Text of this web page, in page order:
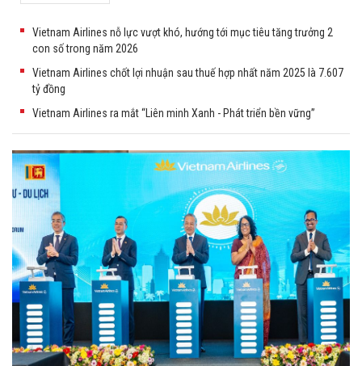
Vietnam Airlines nỗ lực vượt khó, hướng tới mục tiêu tăng trưởng 2
con số trong năm 2026
Vietnam Airlines chốt lợi nhuận sau thuế hợp nhất năm 2025 là 7.607
tỷ đồng
Vietnam Airlines ra mắt “Liên minh Xanh - Phát triển bền vững”